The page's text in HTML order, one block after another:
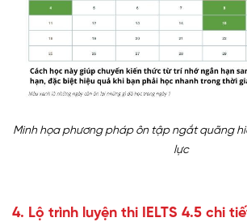
Minh họa phương pháp ôn tập ngắt quãng
lực
4. Lộ trình luyện thi IELTS 4.5 chi